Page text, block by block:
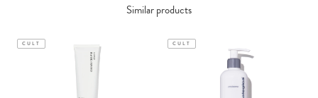
Similar products
CULT CULT